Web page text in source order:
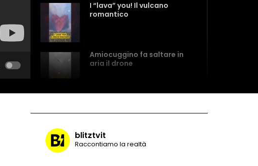
I “lava” you! Il vulcano
romantico
Amiocuggino fa saltare in
aria il drone
blitztvit
Raccontiamo la realtà